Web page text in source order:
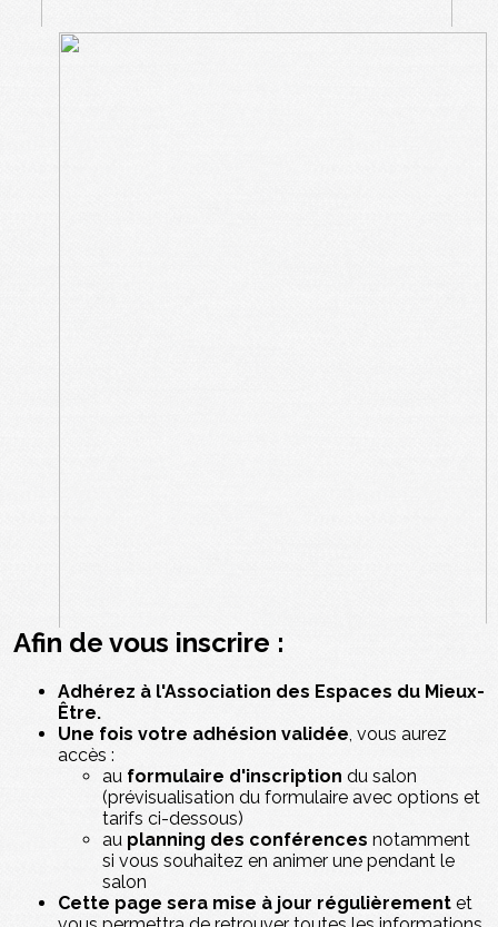
Afin de vous inscrire :
Adhérez à l'Association des Espaces du Mieux-
Être.
Une fois votre adhésion validée, vous aurez
accès :
au formulaire d'inscription du salon
(prévisualisation du formulaire avec options et
tarifs ci-dessous)
au planning des conférences notamment
si vous souhaitez en animer une pendant le
salon
Cette page sera mise à jour régulièrement et